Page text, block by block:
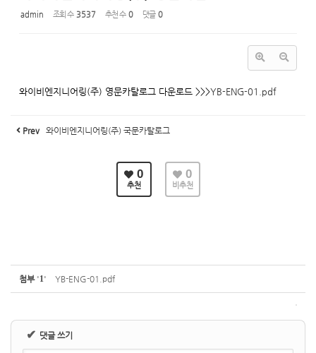
admin 조회 수 3537 추천 수 0 댓글 0
와이비엔지니어링(주) 영문카탈로그 다운로드 >>>YB-ENG-01.pdf
Prev 와이비엔지니어링(주) 국문카탈로그
0
추천
0
비추천
첨부 '1' YB-ENG-01.pdf
✔ 댓글 쓰기